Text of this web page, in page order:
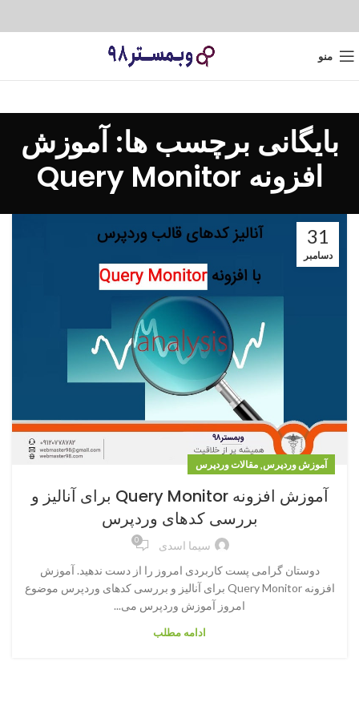
منو
بایگانی برچسب ها: آموزش
افزونه Query Monitor
31
دسامبر
آموزش وردپرس, مقالات وردپرس
آموزش افزونه Query Monitor برای آنالیز و
بررسی کدهای وردپرس
سیما اسدی 0
دوستان گرامی پست کاربردی امروز را از دست ندهید. آموزش
افزونه Query Monitor برای آنالیز و بررسی کدهای وردپرس موضوع
امروز آموزش وردپرس می...
ادامه مطلب